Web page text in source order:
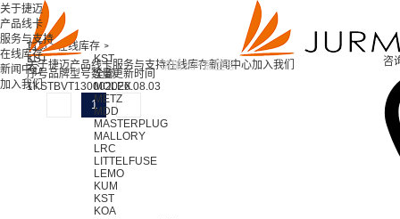
关于捷迈产品线卡服务与支持在线库存新闻中心加入我们
关于捷迈
产品线卡
服务与支持
在线库存
新闻中心
加入我们
首页 >在线库存 >
咨
KST
KST
全部
MOLEX
METZ
MDD
MASTERPLUG
MALLORY
LRC
LITTELFUSE
LEMO
KUM
KST
KOA
序号品牌型号数量更新时间
1KSTBVT130002026.08.03
1